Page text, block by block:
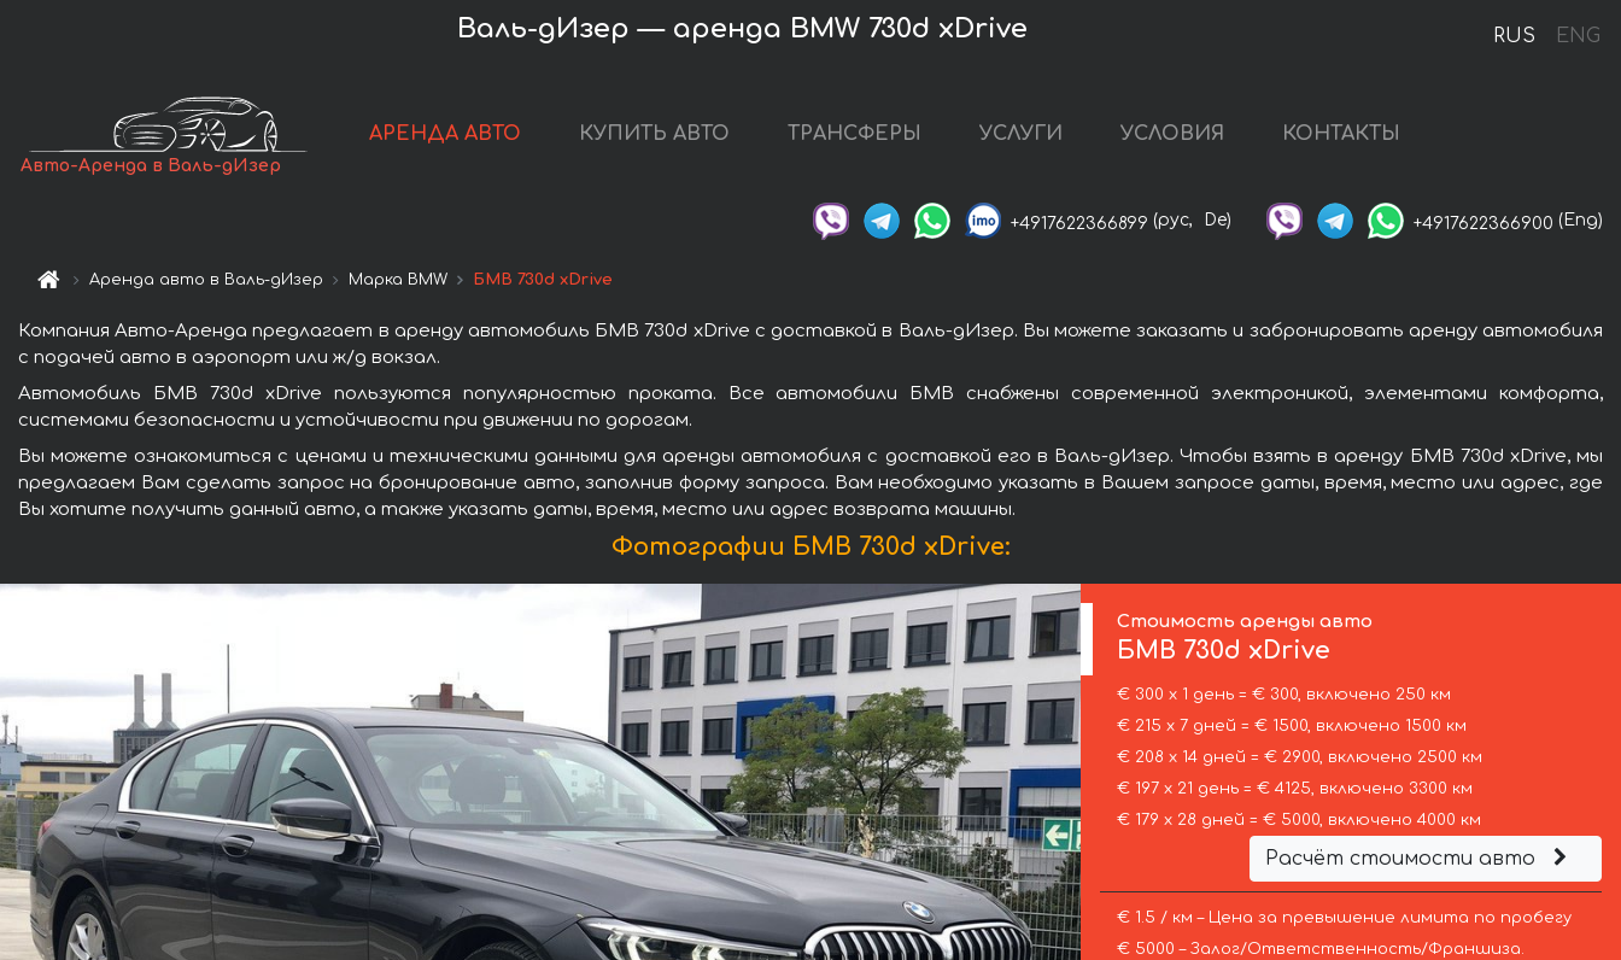
RUS ENG
Валь-дИзер — аренда BMW 730d xDrive
Авто-Аренда в Валь-дИзер
АРЕНДА АВТО КУПИТЬ АВТО ТРАНСФЕРЫ УСЛУГИ УСЛОВИЯ КОНТАКТЫ
+4917622366899 (рус, De) +4917622366900 (Eng)
Аренда авто в Валь-дИзер Марка BMW БМВ 730d xDrive
Компания Авто-Аренда предлагает в аренду автомобиль БМВ 730d xDrive с доставкой в Валь-дИзер. Вы можете заказать и забронировать аренду автомобиля
с подачей авто в аэропорт или ж/д вокзал.
Автомобиль БМВ 730d xDrive пользуются популярностью проката. Все автомобили БМВ снабжены современной электроникой, элементами комфорта,
системами безопасности и устойчивости при движении по дорогам.
Вы можете ознакомиться с ценами и техническими данными для аренды автомобиля с доставкой его в Валь-дИзер. Чтобы взять в аренду БМВ 730d xDrive, мы
предлагаем Вам сделать запрос на бронирование авто, заполнив форму запроса. Вам необходимо указать в Вашем запросе даты, время, место или адрес, где
Вы хотите получить данный авто, а также указать даты, время, место или адрес возврата машины.
Фотографии БМВ 730d xDrive:
Стоимость аренды авто
БМВ 730d xDrive
€ 300 х 1 день = € 300, включено 250 км
€ 215 х 7 дней = € 1500, включено 1500 км
€ 208 х 14 дней = € 2900, включено 2500 км
€ 197 х 21 день = € 4125, включено 3300 км
€ 179 х 28 дней = € 5000, включено 4000 км
Расчёт стоимости авто
€ 1.5 / км – Цена за превышение лимита по пробегу
€ 5000 – Залог/Ответственность/Франшиза.